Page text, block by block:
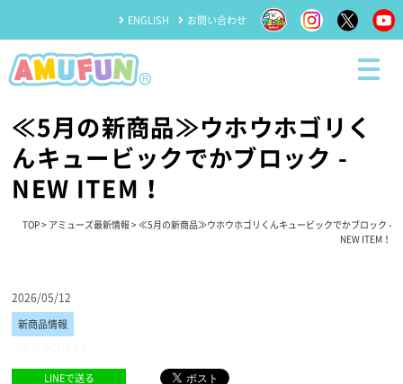
ENGLISH お問い合わせ
≪5月の新商品≫ウホウホゴリく
んキュービックでかブロック -
NEW ITEM！
TOP> アミューズ最新情報> ≪5月の新商品≫ウホウホゴリくんキュービックでかブロック -
NEW ITEM！
2026/05/12
新商品情報
LINEで送る